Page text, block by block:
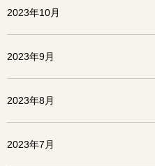
2023年10月
2023年9月
2023年8月
2023年7月